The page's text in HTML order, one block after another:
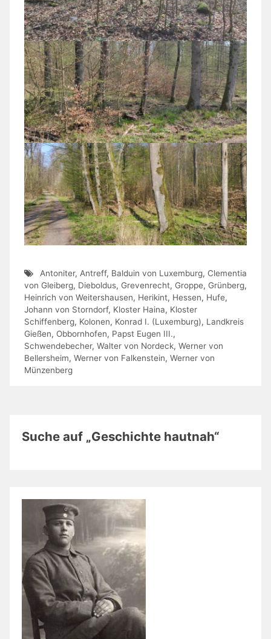
Antoniter, Antreff, Balduin von Luxemburg, Clementia
von Gleiberg, Dieboldus, Grevenrecht, Groppe, Grünberg,
Heinrich von Weitershausen, Herikint, Hessen, Hufe,
Johann von Storndorf, Kloster Haina, Kloster
Schiffenberg, Kolonen, Konrad I. (Luxemburg), Landkreis
Gießen, Obbornhofen, Papst Eugen III.,
Schwendebecher, Walter von Nordeck, Werner von
Bellersheim, Werner von Falkenstein, Werner von
Münzenberg
Suche auf „Geschichte hautnah“